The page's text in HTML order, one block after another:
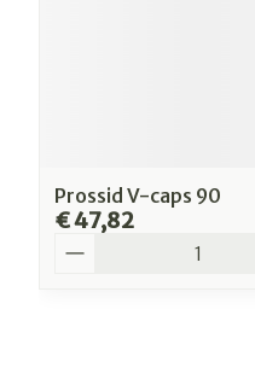
Prossid V-caps 90
€ 47,82